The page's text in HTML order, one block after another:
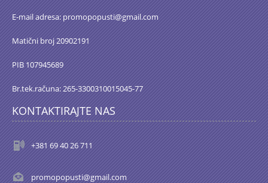
E-mail adresa: promopopusti@gmail.com
Matični broj 20902191
PIB 107945689
Br.tek.računa: 265-3300310015045-77
KONTAKTIRAJTE NAS
+381 69 40 26 711
promopopusti@gmail.com